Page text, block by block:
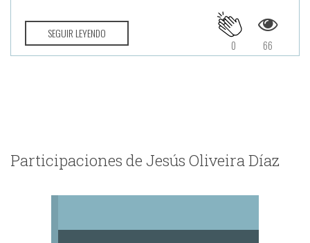
SEGUIR LEYENDO
66
0
Participaciones de Jesús Oliveira Díaz